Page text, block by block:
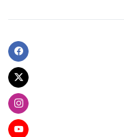
Facebook
Twitter
Instagram
Youtube